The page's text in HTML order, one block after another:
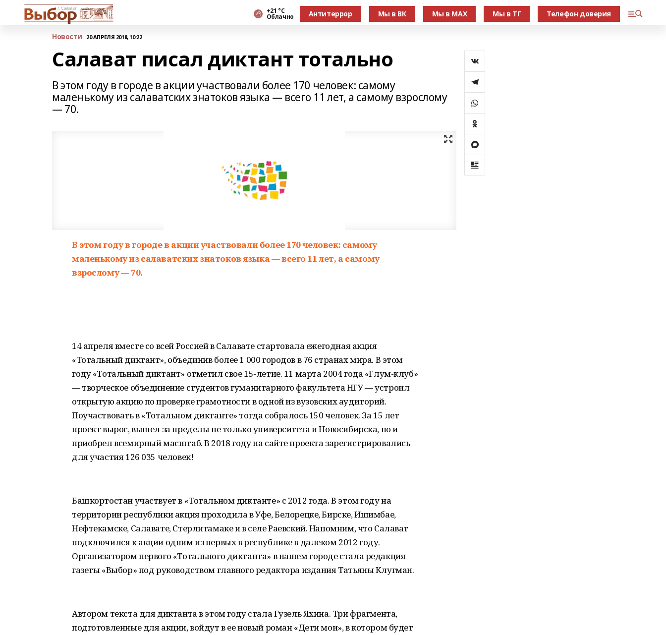
+21 °С
Облачно Антитеррор Мы в ВК Мы в МАХ Мы в ТГ Телефон доверия
Новости 20 АПРЕЛЯ 2018, 10:22
Салават писал диктант тотально
В этом году в городе в акции участвовали более 170 человек: самому
маленькому из салаватских знатоков языка — всего 11 лет, а самому взрослому
— 70.
В этом году в городе в акции участвовали более 170 человек: самому
маленькому из салаватских знатоков языка — всего 11 лет, а самому
взрослому — 70.
14 апреля вместе со всей Россией в Салавате стартовала ежегодная акция
«Тотальный диктант», объединив более 1 000 городов в 76 странах мира. В этом
году «Тотальный диктант» отметил свое 15-летие. 11 марта 2004 года «Глум-клуб»
— творческое объединение студентов гуманитарного факультета НГУ — устроил
открытую акцию по проверке грамотности в одной из вузовских аудиторий.
Поучаствовать в «Тотальном диктанте» тогда собралось 150 человек. За 15 лет
проект вырос, вышел за пределы не только университета и Новосибирска, но и
приобрел всемирный масштаб. В 2018 году на сайте проекта зарегистрировались
для участия 126 035 человек!
Башкортостан участвует в «Тотальном диктанте» с 2012 года. В этом году на
территории республики акция проходила в Уфе, Белорецке, Бирске, Ишимбае,
Нефтекамске, Салавате, Стерлитамаке и в селе Раевский. Напомним, что Салават
подключился к акции одним из первых в республике в далеком 2012 году.
Организатором первого «Тотального диктанта» в нашем городе стала редакция
газеты «Выбор» под руководством главного редактора издания Татьяны Клугман.
Автором текста для диктанта в этом году стала Гузель Яхина. Три фрагмента,
подготовленные для акции, войдут в ее новый роман «Дети мои», в котором будет